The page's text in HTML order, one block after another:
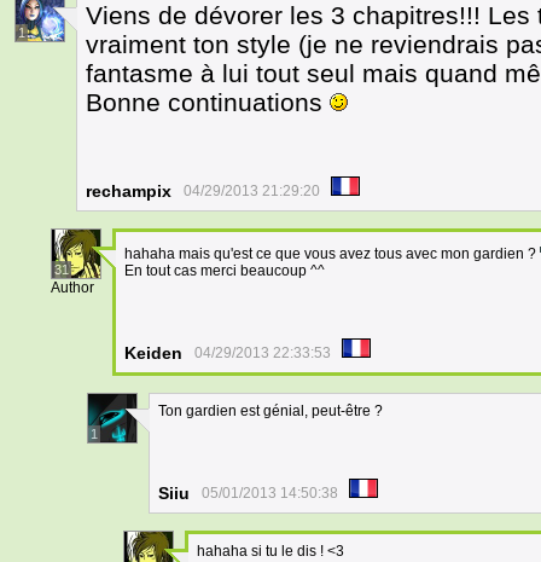
1
Viens de dévorer les 3 chapitres!!!
vraiment ton style (je ne reviendrais
fantasme à lui tout seul mais quand
Bonne continuations
rechampix 04/29/2013 21:29:20
31
Author
hahaha mais qu'est ce que vous avez tous avec mon gardien ?
En tout cas merci beaucoup ^^
Keiden 04/29/2013 22:33:53
1
Ton gardien est génial, peut-être ?
Siiu 05/01/2013 14:50:38
hahaha si tu le dis ! <3